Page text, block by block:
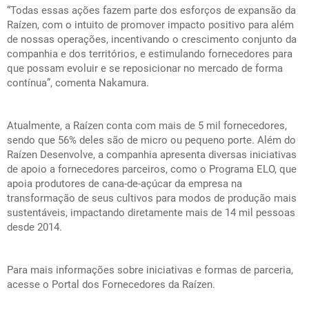
“Todas essas ações fazem parte dos esforços de expansão da
Raízen, com o intuito de promover impacto positivo para além
de nossas operações, incentivando o crescimento conjunto da
companhia e dos territórios, e estimulando fornecedores para
que possam evoluir e se reposicionar no mercado de forma
contínua”, comenta Nakamura.
Atualmente, a Raízen conta com mais de 5 mil fornecedores,
sendo que 56% deles são de micro ou pequeno porte. Além do
Raízen Desenvolve, a companhia apresenta diversas iniciativas
de apoio a fornecedores parceiros, como o Programa ELO, que
apoia produtores de cana-de-açúcar da empresa na
transformação de seus cultivos para modos de produção mais
sustentáveis, impactando diretamente mais de 14 mil pessoas
desde 2014.
Para mais informações sobre iniciativas e formas de parceria,
acesse o Portal dos Fornecedores da Raízen.